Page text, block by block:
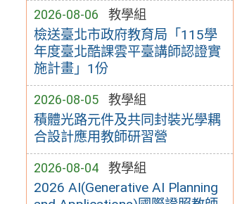
2026-08-06 教學組
檢送臺北市政府教育局「115學
年度臺北酷課雲平臺講師認證實
施計畫」1份
2026-08-05 教學組
積體光路元件及共同封裝光學耦
合設計應用教師研習營
2026-08-04 教學組
2026 AI(Generative AI Planning